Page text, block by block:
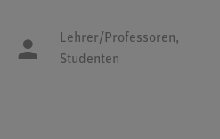
Lehrer/Professoren,
Studenten